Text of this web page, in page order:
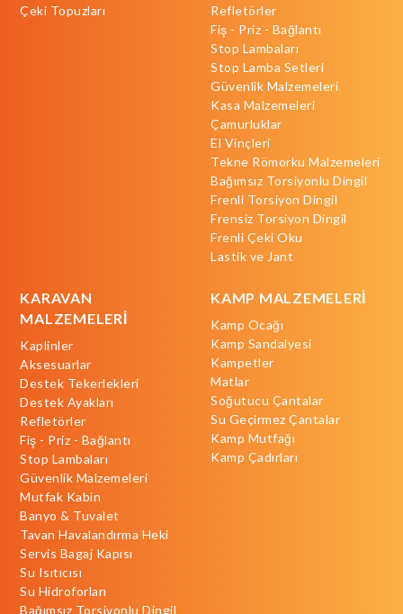
Çeki Topuzları
Refletörler
Fiş - Priz - Bağlantı
Stop Lambaları
Stop Lamba Setleri
Güvenlik Malzemeleri
Kasa Malzemeleri
Çamurluklar
El Vinçleri
Tekne Römorku Malzemeleri
Bağımsız Torsiyonlu Dingil
Frenli Torsiyon Dingil
Frensiz Torsiyon Dingil
Frenli Çeki Oku
Lastik ve Jant
KARAVAN
MALZEMELERİ
Kaplinler
Aksesuarlar
Destek Tekerlekleri
Destek Ayakları
Refletörler
Fiş - Priz - Bağlantı
Stop Lambaları
Güvenlik Malzemeleri
Mutfak Kabin
Banyo & Tuvalet
Tavan Havalandırma Heki
Servis Bagaj Kapısı
Su Isıtıcısı
Su Hidroforları
Bağımsız Torsiyonlu Dingil
KAMP MALZEMELERİ
Kamp Ocağı
Kamp Sandalyesi
Kampetler
Matlar
Soğutucu Çantalar
Su Geçirmez Çantalar
Kamp Mutfağı
Kamp Çadırları